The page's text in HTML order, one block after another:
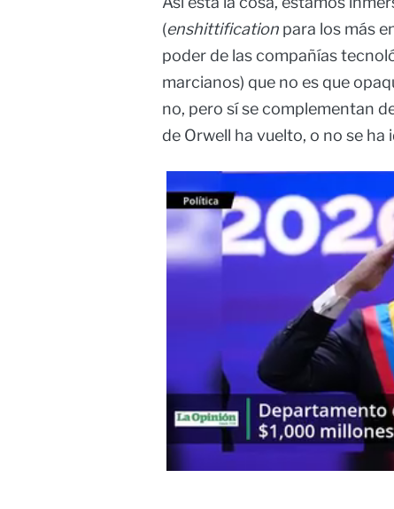
(enshittification para los más
poder de las compañías
marcianos) que no es que
no, pero sí se complementan
de Orwell ha vuelto, o no se ha